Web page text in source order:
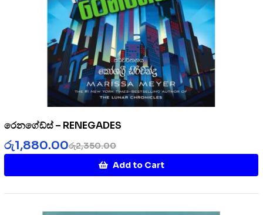
රෙනගේඩ්ස් – RENEGADES
රු2,350.00
රු1,880.00
Add to Cart